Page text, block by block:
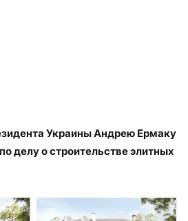
Украины Андрею Ермаку
делу о строительстве элитных